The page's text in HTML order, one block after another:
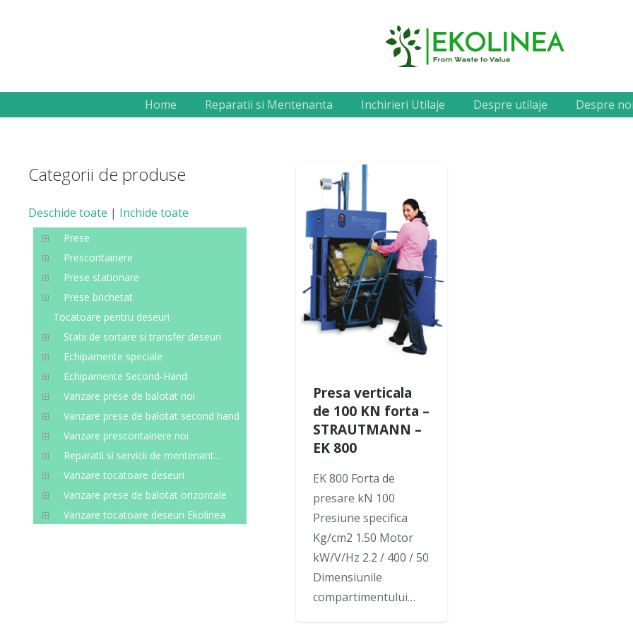
Home Reparatii si Mentenanta Inchirieri Utilaje Despre utilaje Despre noi
Presa verticala
de 100 KN forta –
STRAUTMANN –
EK 800
EK 800 Forta de
presare kN 100
Presiune specifica
Kg/cm2 1.50 Motor
kW/V/Hz 2.2 / 400 / 50
Dimensiunile
compartimentului…
Categorii de produse
Deschide toate | Inchide toate
Prese
Prescontainere
Prese stationare
Prese brichetat
Tocatoare pentru deseuri
Statii de sortare si transfer deseuri
Echipamente speciale
Echipamente Second-Hand
Vanzare prese de balotat noi
Vanzare prese de balotat second hand
Vanzare prescontainere noi
Reparatii si servicii de mentenant...
Vanzare tocatoare deseuri
Vanzare prese de balotat orizontale
Vanzare tocatoare deseuri Ekolinea